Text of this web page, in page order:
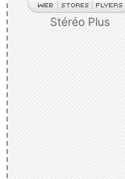
Stéréo Plus